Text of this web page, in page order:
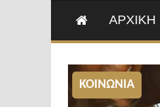
ΑΡΧΙΚΗ
ΚΟΙΝΩΝΙΑ